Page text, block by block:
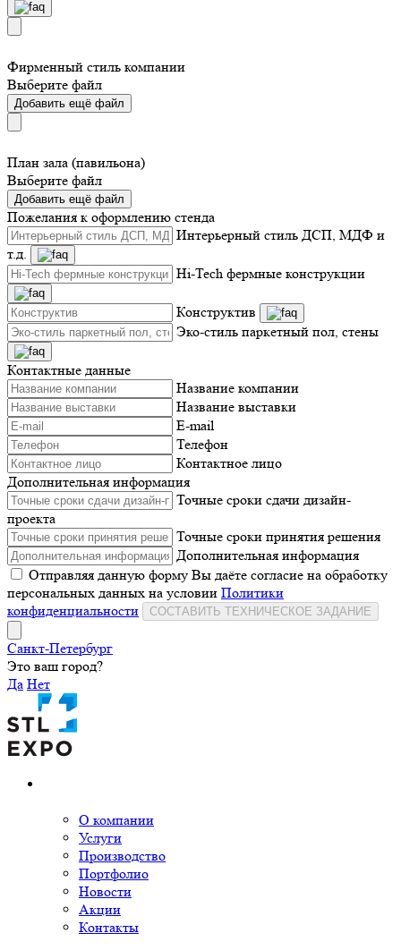
Фирменный стиль компании
Выберите файл
Добавить ещё файл
План зала (павильона)
Выберите файл
Добавить ещё файл
Пожелания к оформлению стенда
Интерьерный стиль ДСП, МДФ и
т.д.
Hi-Tech фермные конструкции
Конструктив
Эко-стиль паркетный пол, стены
Контактные данные
Название компании
Название выставки
E-mail
Телефон
Контактное лицо
Дополнительная информация
Точные сроки сдачи дизайн-
проекта
Точные сроки принятия решения
Дополнительная информация
Отправляя данную форму Вы даёте согласие на обработку
персональных данных на условии Политики
конфиденциальности
СОСТАВИТЬ ТЕХНИЧЕСКОЕ ЗАДАНИЕ
Санкт-Петербург
Это ваш город?
Да Нет
О компании
Услуги
Производство
Портфолио
Новости
Акции
Контакты